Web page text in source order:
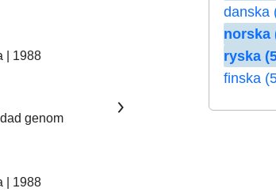
danska
norska
ryska
finska
| 1988
genom
| 1988